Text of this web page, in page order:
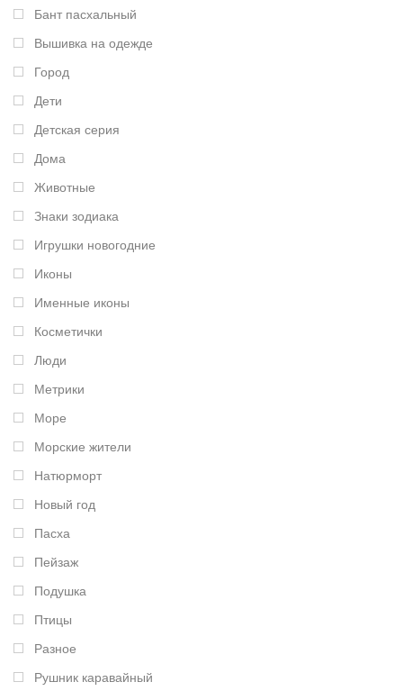
Бант пасхальный
Вышивка на одежде
Город
Дети
Детская серия
Дома
Животные
Знаки зодиака
Игрушки новогодние
Иконы
Именные иконы
Косметички
Люди
Метрики
Море
Морские жители
Натюрморт
Новый год
Пасха
Пейзаж
Подушка
Птицы
Разное
Рушник каравайный